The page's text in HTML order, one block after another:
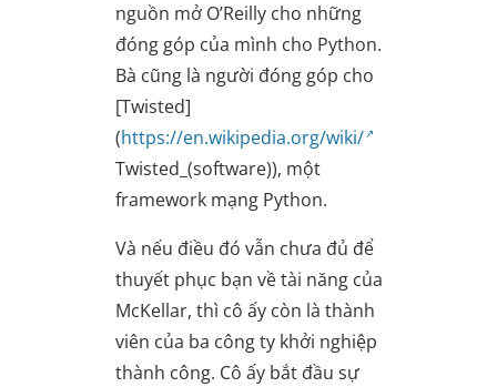
nguồn mở O’Reilly cho những
đóng góp của mình cho Python.
Bà cũng là người đóng góp cho
[Twisted]
(https://en.wikipedia.org/wiki/
Twisted_(software)), một
framework mạng Python.
Và nếu điều đó vẫn chưa đủ để
thuyết phục bạn về tài năng của
McKellar, thì cô ấy còn là thành
viên của ba công ty khởi nghiệp
thành công. Cô ấy bắt đầu sự